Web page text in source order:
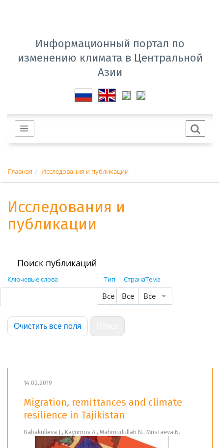
Информационный портал по
изменению климата в Центральной
Азии
Главная Исследования и публикации
Исследования и
публикации
Поиск публикаций
Ключевые слова Тип
Все
Страна
Все
Тема
Все
14.02.2019
Migration, remittances and climate
resilience in Tajikistan
Babakulieva J., Kayumov A., Mahmudullah N., Mustaeva N.